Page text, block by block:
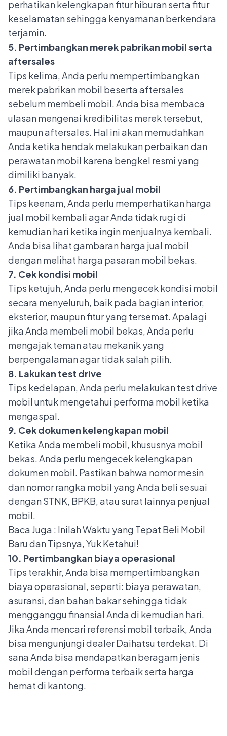
perhatikan kelengkapan fitur hiburan serta fitur
keselamatan sehingga kenyamanan berkendara
terjamin.
5. Pertimbangkan merek pabrikan mobil serta
aftersales
Tips kelima, Anda perlu mempertimbangkan
merek pabrikan mobil beserta aftersales
sebelum membeli mobil. Anda bisa membaca
ulasan mengenai kredibilitas merek tersebut,
maupun aftersales. Hal ini akan memudahkan
Anda ketika hendak melakukan perbaikan dan
perawatan mobil karena bengkel resmi yang
dimiliki banyak.
6. Pertimbangkan harga jual mobil
Tips keenam, Anda perlu memperhatikan harga
jual mobil kembali agar Anda tidak rugi di
kemudian hari ketika ingin menjualnya kembali.
Anda bisa lihat gambaran harga jual mobil
dengan melihat harga pasaran mobil bekas.
7. Cek kondisi mobil
Tips ketujuh, Anda perlu mengecek kondisi mobil
secara menyeluruh, baik pada bagian interior,
eksterior, maupun fitur yang tersemat. Apalagi
jika Anda membeli mobil bekas, Anda perlu
mengajak teman atau mekanik yang
berpengalaman agar tidak salah pilih.
8. Lakukan test drive
Tips kedelapan, Anda perlu melakukantest drive
mobiluntuk mengetahui performa mobil ketika
mengaspal.
9. Cek dokumen kelengkapan mobil
Ketika Anda membeli mobil, khususnya mobil
bekas. Anda perlu mengecek kelengkapan
dokumen mobil. Pastikan bahwa nomor mesin
dan nomor rangka mobil yang Anda beli sesuai
dengan STNK, BPKB, atau surat lainnya penjual
mobil.
Baca Juga : Inilah Waktu yang Tepat Beli Mobil
Baru dan Tipsnya, Yuk Ketahui!
10. Pertimbangkan biaya operasional
Tips terakhir, Anda bisa mempertimbangkan
biaya operasional, seperti: biaya perawatan,
asuransi, dan bahan bakar sehingga tidak
mengganggu finansial Anda di kemudian hari.
Jika Anda mencari referensi mobil terbaik, Anda
bisa mengunjungidealer Daihatsu terdekat. Di
sana Anda bisa mendapatkan beragam jenis
mobil dengan performa terbaik serta harga
hemat di kantong.